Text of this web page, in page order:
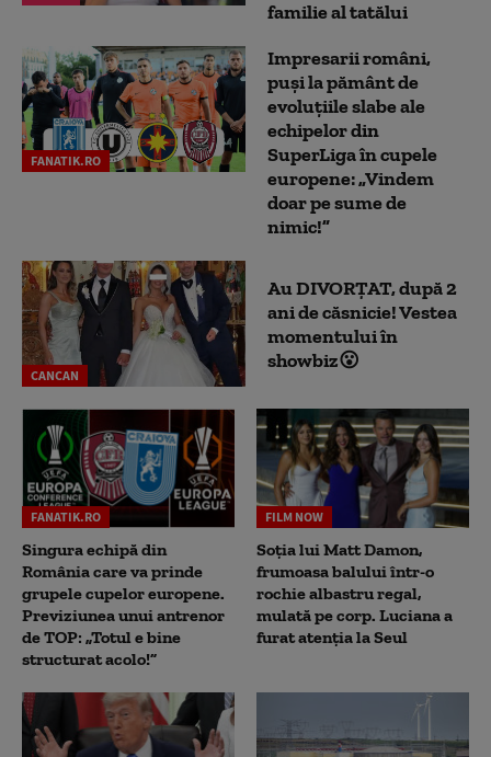
familie al tatălui
FANATIK.RO
Impresarii români,
puși la pământ de
evoluțiile slabe ale
echipelor din
SuperLiga în cupele
europene: „Vindem
doar pe sume de
nimic!”
CANCAN
Au DIVORȚAT, după 2
ani de căsnicie! Vestea
momentului în
showbiz😮
FANATIK.RO
Singura echipă din
România care va prinde
grupele cupelor europene.
Previziunea unui antrenor
de TOP: „Totul e bine
structurat acolo!”
FILM NOW
Soția lui Matt Damon,
frumoasa balului într-o
rochie albastru regal,
mulată pe corp. Luciana a
furat atenția la Seul